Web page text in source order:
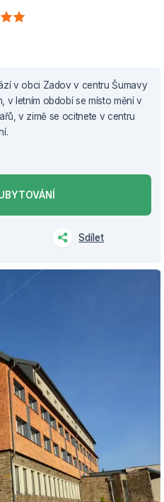
v obci Zadov v centru Šumavy
v letním období se místo mění v
v zimě se ocitnete v centru
Sdílet